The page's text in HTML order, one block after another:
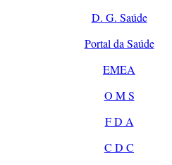
D. G. Saúde
Portal da Saúde
EMEA
O M S
F D A
C D C